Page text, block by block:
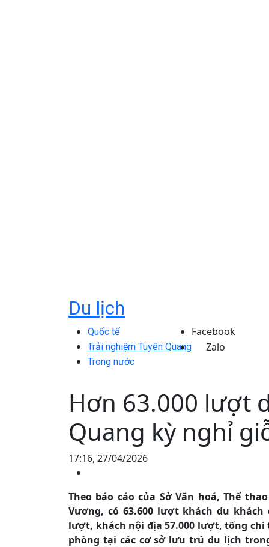
Du lịch
Quốc tế
Trải nghiệm Tuyên Quang
Trong nước
Facebook
Zalo
Hơn 63.000 lượt
Quang kỳ nghỉ
17:16, 27/04/2026
Theo báo cáo của Sở Văn hoá, Thể
Vương, có 63.600 lượt khách du
lượt, khách nội địa 57.000 lượt, tổng chi
phòng tại các cơ sở lưu trú du lịch